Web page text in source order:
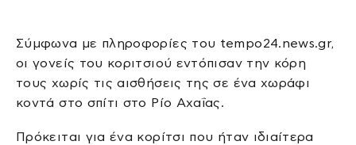
Σύμφωνα με πληροφορίες του tempo24.news.gr,
οι γονείς του κοριτσιού εντόπισαν την κόρη
τους χωρίς τις αισθήσεις της σε ένα χωράφι
κοντά στο σπίτι στο Ρίο Αχαΐας.
Πρόκειται για ένα κορίτσι που ήταν ιδιαίτερα